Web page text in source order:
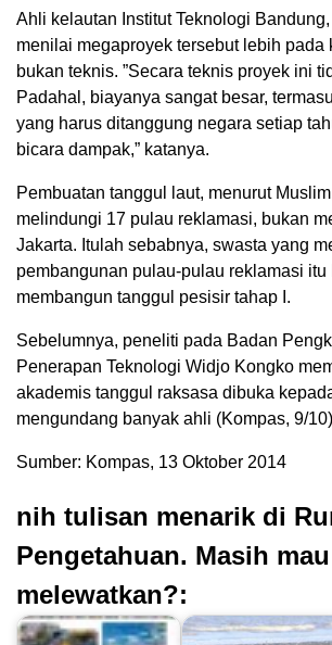
Ahli kelautan Institut Teknologi
menilai megaproyek tersebut lebih pada
bukan teknis. ”Secara teknis proyek ini
Padahal, biayanya sangat besar,
yang harus ditanggung negara setiap
bicara dampak,” katanya.
Pembuatan tanggul laut, menurut
melindungi 17 pulau reklamasi, bukan
Jakarta. Itulah sebabnya, swasta yang
pembangunan pulau-pulau reklamasi itu
membangun tanggul pesisir tahap I.
Sebelumnya, peneliti pada Badan
Penerapan Teknologi Widjo Kongko
akademis tanggul raksasa dibuka
mengundang banyak ahli (Kompas, 9/
Sumber: Kompas, 13 Oktober 2014
nih tulisan menarik di
Pengetahuan. Masih mau
melewatkan?: